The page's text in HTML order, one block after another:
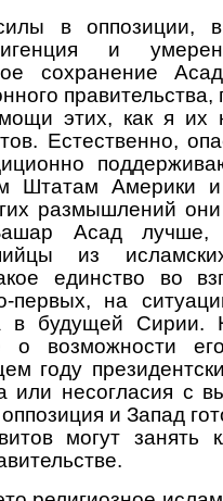
в оппозиции,
и
сохранение
правительства,
этих, как я их
Естественно,
Штатам Америки
размышлений
Асад лучше,
из
единство во
первых, на
будущей Сирии.
о возможности
году
или несогласия с
и Запад
могут занять